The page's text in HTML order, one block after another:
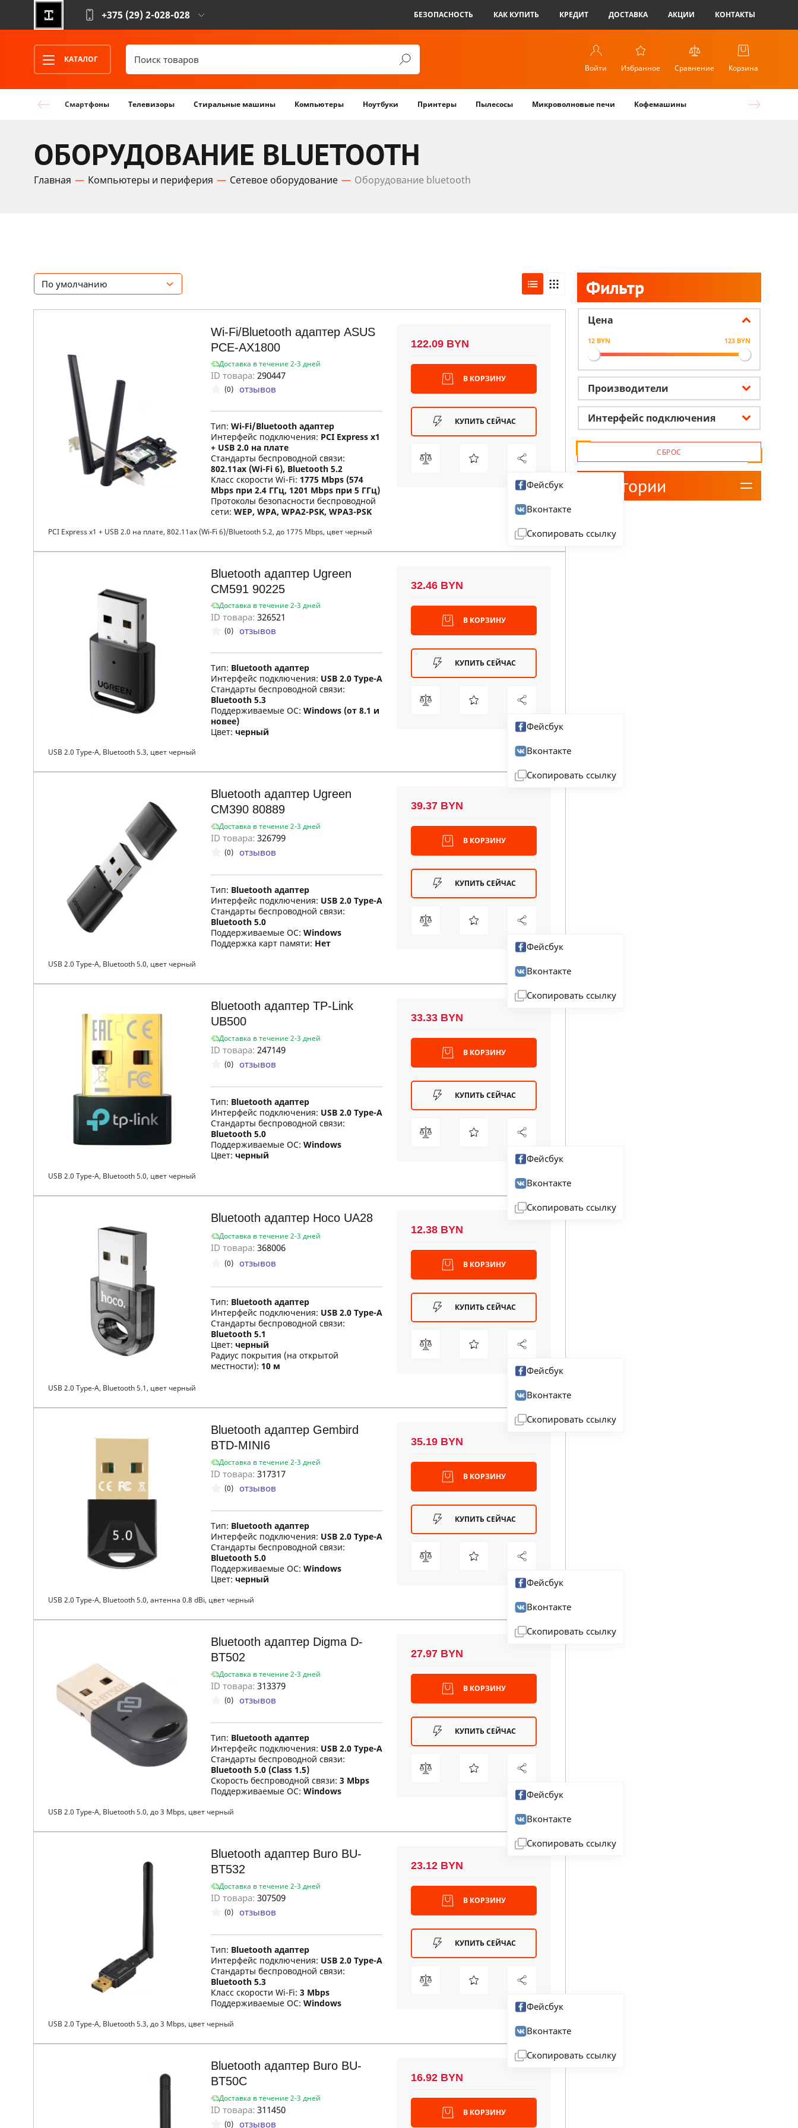
+375 (29) 2-028-028 БЕЗОПАСНОСТЬ КАК КУПИТЬ КРЕДИТ ДОСТАВКА АКЦИИ КОНТАКТЫ
КАТАЛОГ
Войти
Избранное Сравнение Корзина
Смартфоны Телевизоры Стиральные машины Компьютеры Ноутбуки Принтеры Пылесосы Микроволновые печи Кофемашины
ОБОРУДОВАНИЕ BLUETOOTH
Главная Компьютеры и периферия Сетевое оборудование Оборудование bluetooth
По умолчанию
Wi-Fi/Bluetooth адаптер ASUS
PCE-AX1800
Доставка в течение 2-3 дней
ID товара: 290447
Тип: Wi-Fi/Bluetooth адаптер
Интерфейс подключения: PCI Express x1
+ USB 2.0 на плате
Стандарты беспроводной связи:
802.11ax (Wi-Fi 6), Bluetooth 5.2
Класс скорости Wi-Fi: 1775 Mbps (574
Mbps при 2.4 ГГц, 1201 Mbps при 5 ГГц)
Протоколы безопасности беспроводной
сети: WEP, WPA, WPA2-PSK, WPA3-PSK
PCI Express x1 + USB 2.0 на плате, 802.11ax (Wi-Fi 6)/Bluetooth 5.2, до 1775 Mbps, цвет черный
(0) отзывов
122.09 BYN
В КОРЗИНУ
КУПИТЬ СЕЙЧАС
Фейсбук
Вконтакте
Скопировать ссылку
Bluetooth адаптер Ugreen
CM591 90225
Доставка в течение 2-3 дней
ID товара: 326521
Тип: Bluetooth адаптер
Интерфейс подключения: USB 2.0 Type-A
Стандарты беспроводной связи:
Bluetooth 5.3
Поддерживаемые ОС: Windows (от 8.1 и
новее)
Цвет: черный
USB 2.0 Type-A, Bluetooth 5.3, цвет черный
(0) отзывов
32.46 BYN
В КОРЗИНУ
КУПИТЬ СЕЙЧАС
Фейсбук
Вконтакте
Скопировать ссылку
Bluetooth адаптер Ugreen
CM390 80889
Доставка в течение 2-3 дней
ID товара: 326799
Тип: Bluetooth адаптер
Интерфейс подключения: USB 2.0 Type-A
Стандарты беспроводной связи:
Bluetooth 5.0
Поддерживаемые ОС: Windows
Поддержка карт памяти: Нет
USB 2.0 Type-A, Bluetooth 5.0, цвет черный
(0) отзывов
39.37 BYN
В КОРЗИНУ
КУПИТЬ СЕЙЧАС
Фейсбук
Вконтакте
Скопировать ссылку
Bluetooth адаптер TP-Link
UB500
Доставка в течение 2-3 дней
ID товара: 247149
Тип: Bluetooth адаптер
Интерфейс подключения: USB 2.0 Type-A
Стандарты беспроводной связи:
Bluetooth 5.0
Поддерживаемые ОС: Windows
Цвет: черный
USB 2.0 Type-A, Bluetooth 5.0, цвет черный
(0) отзывов
33.33 BYN
В КОРЗИНУ
КУПИТЬ СЕЙЧАС
Фейсбук
Вконтакте
Скопировать ссылку
Bluetooth адаптер Hoco UA28
Доставка в течение 2-3 дней
ID товара: 368006
Тип: Bluetooth адаптер
Интерфейс подключения: USB 2.0 Type-A
Стандарты беспроводной связи:
Bluetooth 5.1
Цвет: черный
Радиус покрытия (на открытой
местности): 10 м
USB 2.0 Type-A, Bluetooth 5.1, цвет черный
(0) отзывов
12.38 BYN
В КОРЗИНУ
КУПИТЬ СЕЙЧАС
Фейсбук
Вконтакте
Скопировать ссылку
Bluetooth адаптер Gembird
BTD-MINI6
Доставка в течение 2-3 дней
ID товара: 317317
Тип: Bluetooth адаптер
Интерфейс подключения: USB 2.0 Type-A
Стандарты беспроводной связи:
Bluetooth 5.0
Поддерживаемые ОС: Windows
Цвет: черный
USB 2.0 Type-A, Bluetooth 5.0, антенна 0.8 dBi, цвет черный
(0) отзывов
35.19 BYN
В КОРЗИНУ
КУПИТЬ СЕЙЧАС
Фейсбук
Вконтакте
Скопировать ссылку
Bluetooth адаптер Digma D-
BT502
Доставка в течение 2-3 дней
ID товара: 313379
Тип: Bluetooth адаптер
Интерфейс подключения: USB 2.0 Type-A
Стандарты беспроводной связи:
Bluetooth 5.0 (Class 1.5)
Скорость беспроводной связи: 3 Mbps
Поддерживаемые ОС: Windows
USB 2.0 Type-A, Bluetooth 5.0, до 3 Mbps, цвет черный
(0) отзывов
27.97 BYN
В КОРЗИНУ
КУПИТЬ СЕЙЧАС
Фейсбук
Вконтакте
Скопировать ссылку
Bluetooth адаптер Buro BU-
BT532
Доставка в течение 2-3 дней
ID товара: 307509
Тип: Bluetooth адаптер
Интерфейс подключения: USB 2.0 Type-A
Стандарты беспроводной связи:
Bluetooth 5.3
Класс скорости Wi-Fi: 3 Mbps
Поддерживаемые ОС: Windows
USB 2.0 Type-A, Bluetooth 5.3, до 3 Mbps, цвет черный
(0) отзывов
23.12 BYN
В КОРЗИНУ
КУПИТЬ СЕЙЧАС
Фейсбук
Вконтакте
Скопировать ссылку
Bluetooth адаптер Buro BU-
BT50C
Доставка в течение 2-3 дней
ID товара: 311450
(0) отзывов
16.92 BYN
В КОРЗИНУ
Фильтр
Цена
12 BYN 123 BYN
Производители
Интерфейс подключения
СБРОС
Категории